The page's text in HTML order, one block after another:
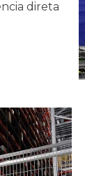
direta